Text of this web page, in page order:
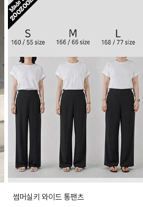
썸머실키 와이드 통팬츠